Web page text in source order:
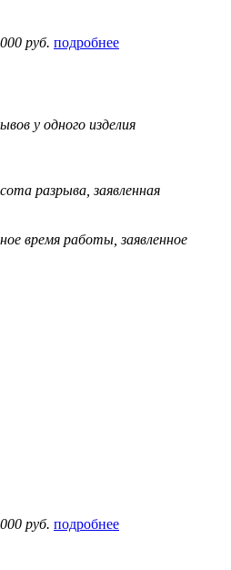
руб. подробнее
у одного изделия
разрыва, заявленная
время работы, заявленное
руб. подробнее